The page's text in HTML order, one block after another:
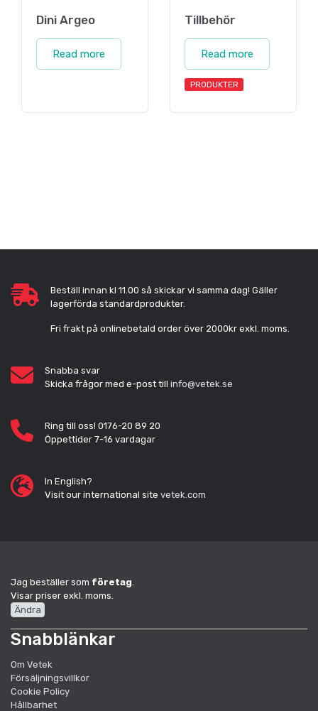
Dini Argeo
Read more
Tillbehör
Read more
PRODUKTER
Beställ innan kl 11.00 så skickar vi samma dag! Gäller
lagerförda standardprodukter.
Fri frakt på onlinebetald order över 2000kr exkl. moms.
Snabba svar
Skicka frågor med e-post till info@vetek.se
Ring till oss! 0176-20 89 20
Öppettider 7-16 vardagar
In English?
Visit our international site vetek.com
Jag beställer som företag
Visar priser exkl. moms.
Ändra
Snabblänkar
Om Vetek
Försäljningsvillkor
Cookie Policy
Hållbarhet